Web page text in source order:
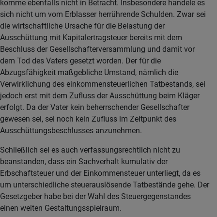
komme ebenfalls nicht in Betracht. Insbesondere handele es
sich nicht um vom Erblasser herrührende Schulden. Zwar sei
die wirtschaftliche Ursache für die Belastung der
Ausschüttung mit Kapitalertragsteuer bereits mit dem
Beschluss der Gesellschafterversammlung und damit vor
dem Tod des Vaters gesetzt worden. Der für die
Abzugsfähigkeit maßgebliche Umstand, nämlich die
Verwirklichung des einkommensteuerlichen Tatbestands, sei
jedoch erst mit dem Zufluss der Ausschüttung beim Kläger
erfolgt. Da der Vater kein beherrschender Gesellschafter
gewesen sei, sei noch kein Zufluss im Zeitpunkt des
Ausschüttungsbeschlusses anzunehmen.
Schließlich sei es auch verfassungsrechtlich nicht zu
beanstanden, dass ein Sachverhalt kumulativ der
Erbschaftsteuer und der Einkommensteuer unterliegt, da es
um unterschiedliche steuerauslösende Tatbestände gehe. Der
Gesetzgeber habe bei der Wahl des Steuergegenstandes
einen weiten Gestaltungsspielraum.